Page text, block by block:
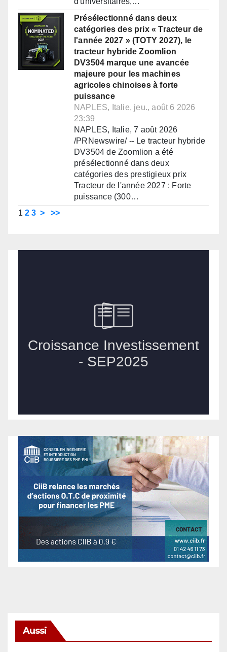
Présélectionné dans deux
catégories des prix « Tracteur de
l'année 2027 » (TOTY 2027), le
tracteur hybride Zoomlion
DV3504 marque une avancée
majeure pour les machines
agricoles chinoises à forte
puissance
NAPLES, Italie, jeu., août 6 2026
23:39
NAPLES, Italie, 7 août 2026
/PRNewswire/ -- Le tracteur hybride
DV3504 de Zoomlion a été
présélectionné dans deux
catégories des prestigieux prix
Tracteur de l'année 2027 : Forte
puissance (300…
1 2 3 > >>
Aussi